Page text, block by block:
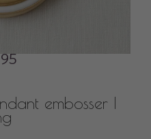
embosser |